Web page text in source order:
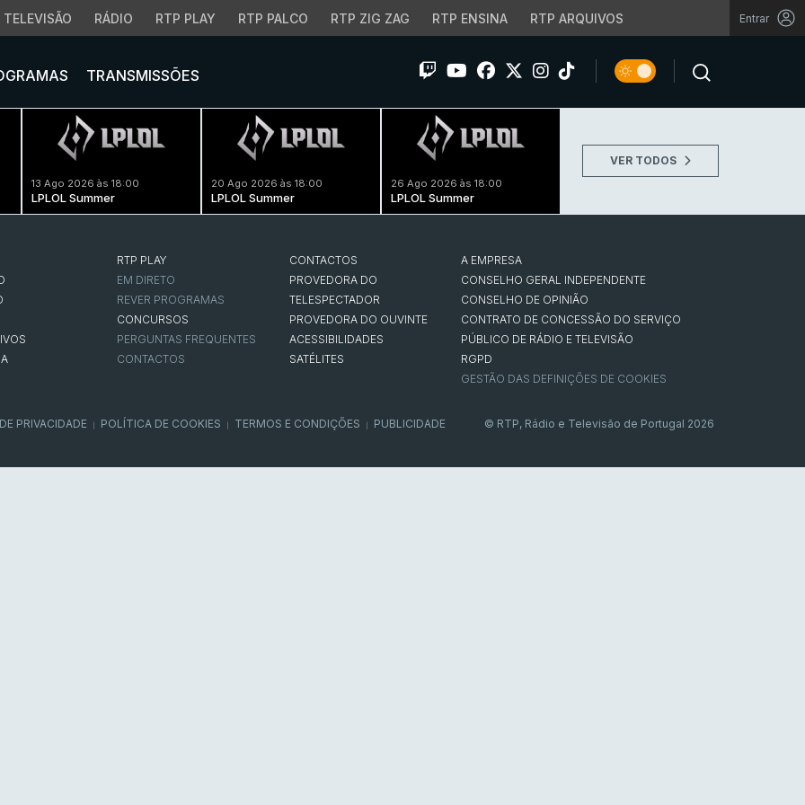
TELEVISÃO RÁDIO RTP PLAY RTP PALCO RTP ZIG ZAG RTP ENSINA RTP ARQUIVOS Entrar
TRANSMISSÕES
13 Ago 2026 às 18:00
LPLOL Summer
20 Ago 2026 às 18:00
LPLOL Summer
26 Ago 2026 às 18:00
LPLOL Summer
VER TODOS
RTP PLAY
EM DIRETO
REVER PROGRAMAS
CONCURSOS
PERGUNTAS FREQUENTES
CONTACTOS
CONTACTOS
PROVEDORA DO
TELESPECTADOR
PROVEDORA DO OUVINTE
ACESSIBILIDADES
SATÉLITES
A EMPRESA
CONSELHO GERAL INDEPENDENTE
CONSELHO DE OPINIÃO
CONTRATO DE CONCESSÃO DO SERVIÇO
PÚBLICO DE RÁDIO E TELEVISÃO
RGPD
GESTÃO DAS DEFINIÇÕES DE COOKIES
PRIVACIDADE POLÍTICA DE COOKIES TERMOS E CONDIÇÕES PUBLICIDADE © RTP, Rádio e Televisão de Portugal 2026